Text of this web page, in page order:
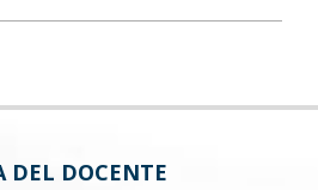
DEL DOCENTE